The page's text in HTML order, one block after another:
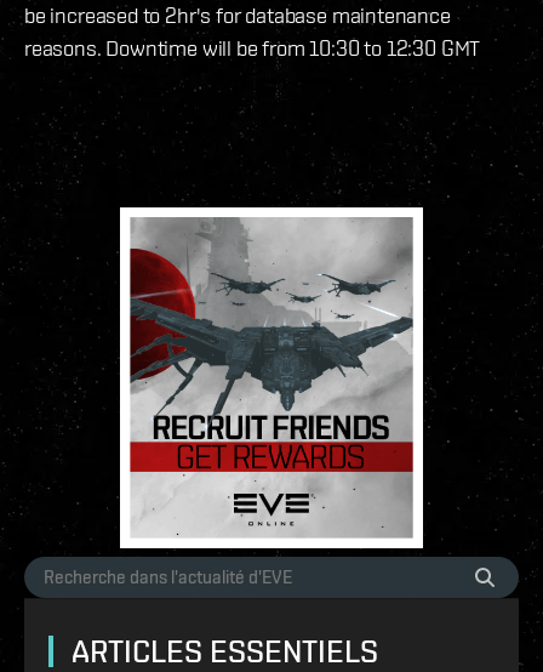
be increased to 2hr's for database maintenance
reasons. Downtime will be from 10:30 to 12:30 GMT
ARTICLES ESSENTIELS